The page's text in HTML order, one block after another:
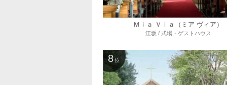
Ｍｉａ Ｖｉａ（ミア ヴィア）
江坂 / 式場・ゲストハウス
8 位